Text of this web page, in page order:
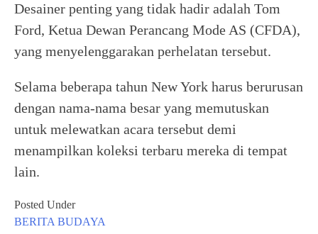
Desainer penting yang tidak hadir adalah Tom
Ford, Ketua Dewan Perancang Mode AS (CFDA),
yang menyelenggarakan perhelatan tersebut.
Selama beberapa tahun New York harus berurusan
dengan nama-nama besar yang memutuskan
untuk melewatkan acara tersebut demi
menampilkan koleksi terbaru mereka di tempat
lain.
Posted Under
BERITA BUDAYA